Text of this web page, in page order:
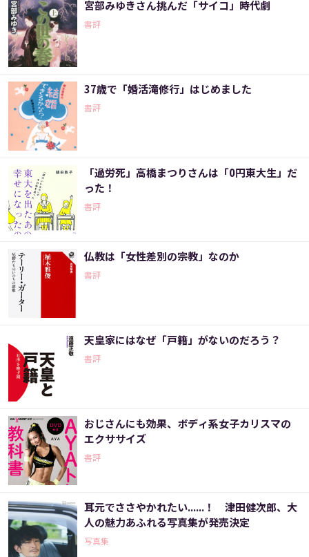
宮部みゆきさん挑んだ「サイコ」時代劇
書評
37歳で「婚活滝修行」はじめました
書評
「過労死」高橋まつりさんは「0円東大生」だ
った！
書評
仏教は「女性差別の宗教」なのか
書評
天皇家にはなぜ「戸籍」がないのだろう？
書評
おじさんにも効果、ボディ系女子カリスマの
エクササイズ
書評
耳元でささやかれたい......！ 津田健次郎、大
人の魅力あふれる写真集が発売決定
写真集